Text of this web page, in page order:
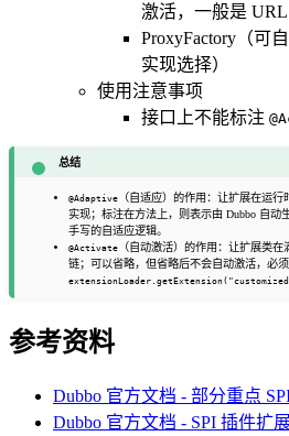
激活，一般是 URL
ProxyFactory（可
实现选择）
使用注意事项
接口上不能标注
总结
@Adaptive （自适应）的作用：让扩展在运
实现；标注在方法上，则表示由 Dubbo 自动
手写的自适应逻辑。
@Activate （自动激活）的作用：让扩展类
链；可以省略，但省略后不会自动激活，必
参考资料
Dubbo 官方文档 - 部分重点
Dubbo 官方文档 - SPI 插件扩